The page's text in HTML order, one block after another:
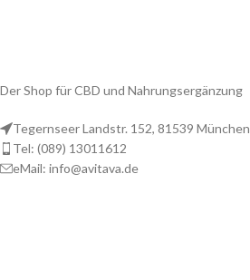
Der Shop für CBD und Nahrungsergänzung
Tegernseer Landstr. 152, 81539 München
Tel: (089) 13011612
eMail: info@avitava.de